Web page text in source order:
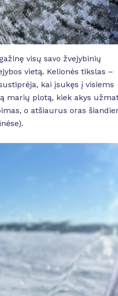
visų savo žvejybinių
vietą. Kelionės tikslas –
kai įsukęs į visiems
marių plotą, kiek akys
o atšiaurus oras